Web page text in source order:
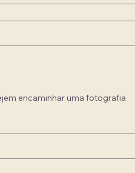
encaminhar uma fotografia